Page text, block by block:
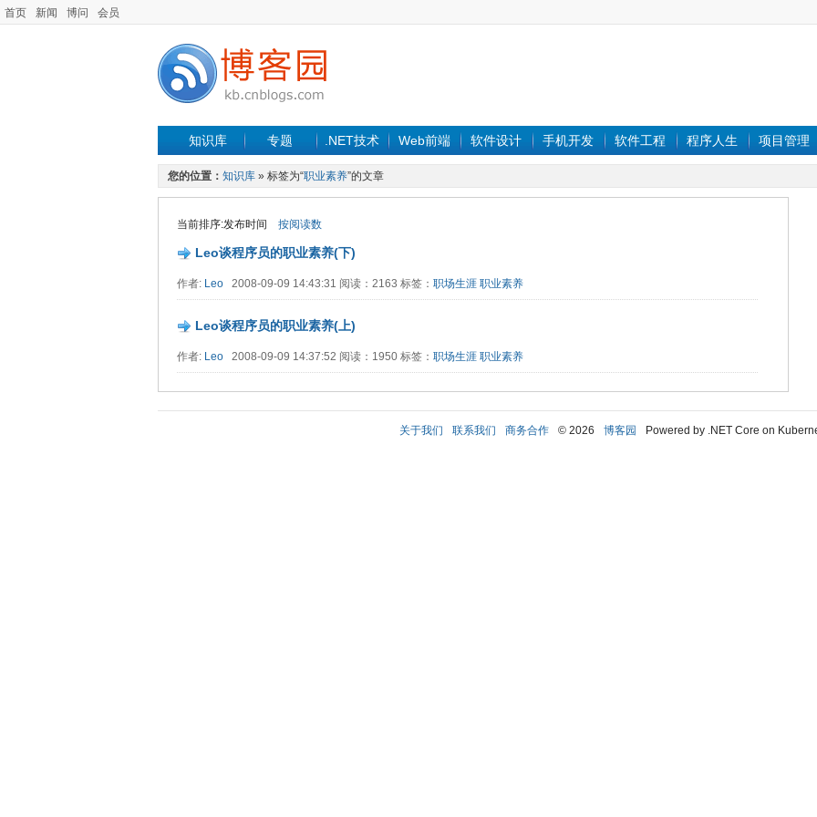
首页 新闻 博问 会员
知识库 专题 .NET技术 Web前端 软件设计 手机开发 软件工程 程序人生 项目管理
您的位置： 知识库 » 标签为“职业素养”的文章
当前排序:发布时间 按阅读数
Leo谈程序员的职业素养(下)
作者: Leo 2008-09-09 14:43:31 阅读：2163 标签： 职场生涯 职业素养
Leo谈程序员的职业素养(上)
作者: Leo 2008-09-09 14:37:52 阅读：1950 标签： 职场生涯 职业素养
关于我们 联系我们 商务合作 © 2026 博客园 Powered by .NET Core on